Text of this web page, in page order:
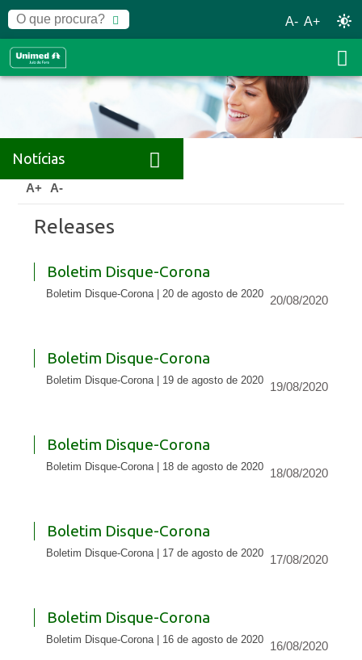
A- A+
Notícias
Home Notícias
A+ A-
Releases
Boletim Disque-Corona
Boletim Disque-Corona | 20 de agosto de 2020 20/08/2020
Boletim Disque-Corona
Boletim Disque-Corona | 19 de agosto de 2020 19/08/2020
Boletim Disque-Corona
Boletim Disque-Corona | 18 de agosto de 2020 18/08/2020
Boletim Disque-Corona
Boletim Disque-Corona | 17 de agosto de 2020 17/08/2020
Boletim Disque-Corona
Boletim Disque-Corona | 16 de agosto de 2020 16/08/2020